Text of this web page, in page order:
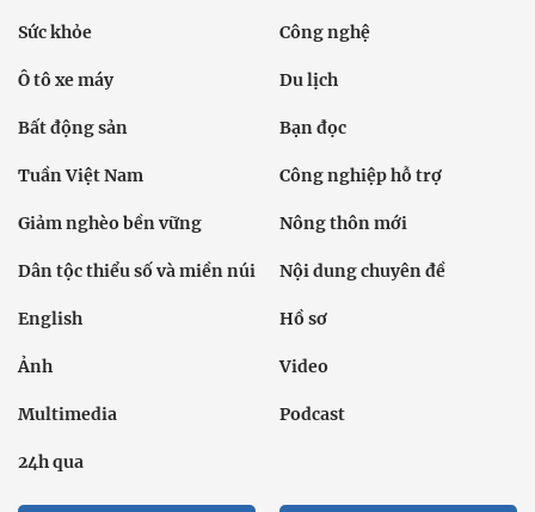
Sức khỏe Công nghệ
Ô tô xe máy Du lịch
Bất động sản Bạn đọc
Tuần Việt Nam Công nghiệp hỗ trợ
Giảm nghèo bền vững Nông thôn mới
Dân tộc thiểu số và miền núi Nội dung chuyên đề
English Hồ sơ
Ảnh Video
Multimedia Podcast
24h qua